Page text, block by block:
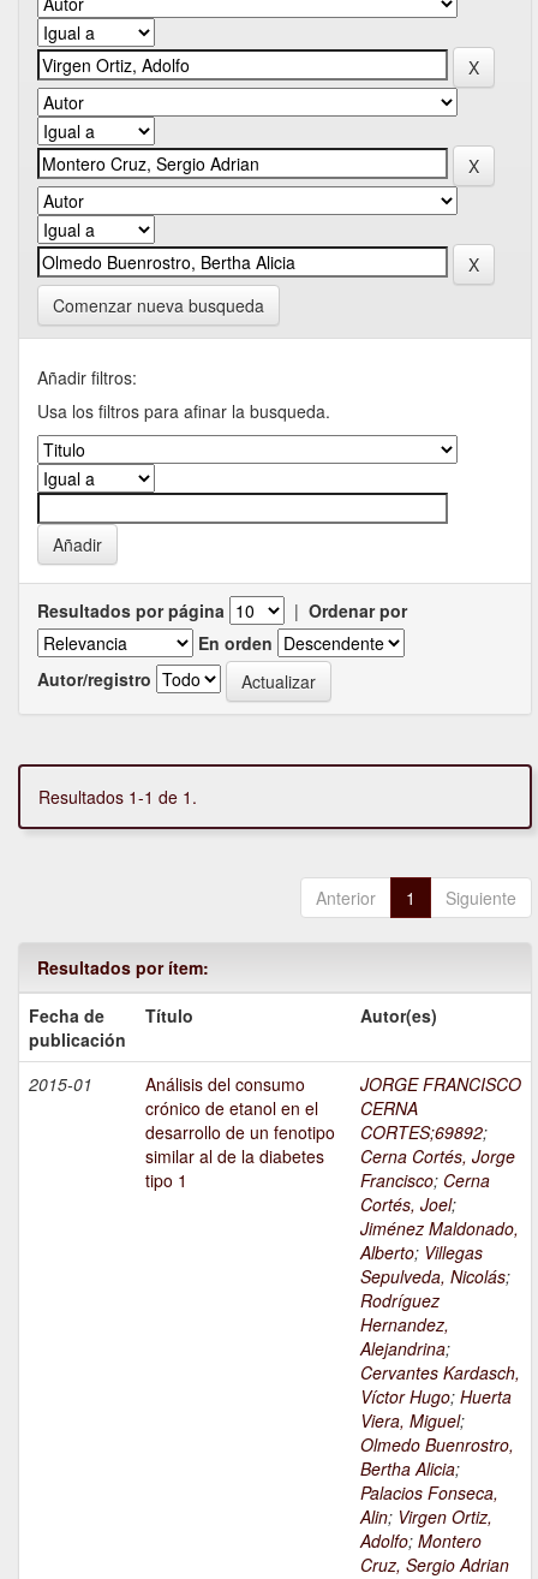
Comenzar nueva busqueda
Añadir filtros:
Usa los filtros para afinar la busqueda.
Resultados por página | Ordenar por
En orden
Autor/registro
Resultados 1-1 de 1.
Anterior 1 Siguiente
Resultados por ítem:
Fecha de
publicación
Título Autor(es)
2015-01
Análisis del consumo
crónico de etanol en el
desarrollo de un fenotipo
similar al de la diabetes
tipo 1
JORGE FRANCISCO
CERNA
CORTES;69892;
Cerna Cortés, Jorge
Francisco; Cerna
Cortés, Joel;
Jiménez Maldonado,
Alberto; Villegas
Sepulveda, Nicolás;
Rodríguez
Hernandez,
Alejandrina;
Cervantes Kardasch,
Víctor Hugo; Huerta
Viera, Miguel;
Olmedo Buenrostro,
Bertha Alicia;
Palacios Fonseca,
Alin; Virgen Ortiz,
Adolfo; Montero
Cruz, Sergio Adrian